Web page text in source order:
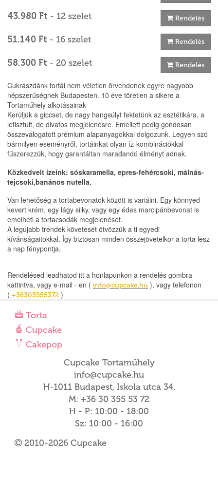
43.980 Ft - 12 szelet Rendelés
51.140 Ft - 16 szelet Rendelés
58.300 Ft - 20 szelet Rendelés
Cukrászdánk tortái nem véletlen örvendenek egyre nagyobb
népszerűségnek Budapesten. 10 éve töretlen a sikere a
Tortaműhely alkotásainak
Kerüljük a giccset, de nagy hangsúlyt fektetünk az esztétikára, a
letisztult, de divatos megjelenésre. Emellett pedig gondosan
összeválogatott prémium alapanyagokkal dolgozunk. Legyen szó
bármilyen eseményről, tortáinkat olyan íz-kombinációkkal
fűszerezzük, hogy garantáltan maradandó élményt adnak.
Közkedvelt ízeink: sóskaramella, epres-fehércsoki, málnás-
tejcsoki,banános nutella.
Van lehetőség a tortabevonatok között is variálni. Egy könnyed
kevert krém, egy lágy silky, vagy egy édes marcipánbevonat is
emelheti a tortacsodák megjelenését.
A legújabb trendek követését ötvözzük a ti egyedi
kívánságaitokkal. Így biztosan minden összejövetelkor a torta lesz
a nap fénypontja.
Rendelésed leadhatod itt a honlapunkon a rendelés gombra
kattintva, vagy e-mail - en ( info@cupcake.hu ), vagy telefonon
( +36303555372 )
Torta
Cupcake
Cakepop
Cupcake Tortaműhely
info@cupcake.hu
H-1011 Budapest, Iskola utca 34.
M: +36 30 355 53 72
H - P: 10:00 - 18:00
Sz: 10:00 - 16:00
2010-2026 Cupcake